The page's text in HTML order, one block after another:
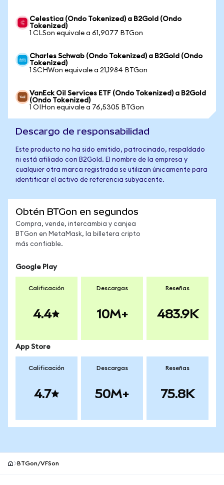
Celestica (Ondo Tokenized) a B2Gold (Ondo
Tokenized)
1 CLSon equivale a 61,9077 BTGon
Charles Schwab (Ondo Tokenized) a B2Gold (Ondo
Tokenized)
1 SCHWon equivale a 21,1984 BTGon
VanEck Oil Services ETF (Ondo Tokenized) a B2Gold
(Ondo Tokenized)
1 OIHon equivale a 76,5305 BTGon
Descargo de responsabilidad
Este producto no ha sido emitido, patrocinado, respaldado
ni está afiliado con B2Gold. El nombre de la empresa y
cualquier otra marca registrada se utilizan únicamente para
identificar el activo de referencia subyacente.
Obtén BTGon en segundos
Compra, vende, intercambia y canjea
BTGon en MetaMask, la billetera cripto
más confiable.
Google Play
Calificación
4.4
Descargas
10M+
Reseñas
483.9K
App Store
Calificación
4.7
Descargas
50M+
Reseñas
75.8K
BTGon/VFSon